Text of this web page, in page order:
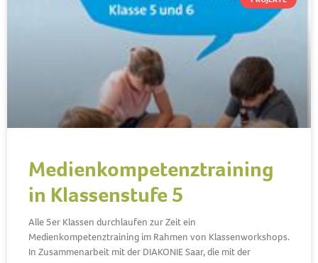
Medienkompetenztraining
in Klassenstufe 5
Alle 5er Klassen durchlaufen zur Zeit ein
Medienkompetenztraining im Rahmen von Klassenworkshops.
In Zusammenarbeit mit der DIAKONIE Saar, die mit der